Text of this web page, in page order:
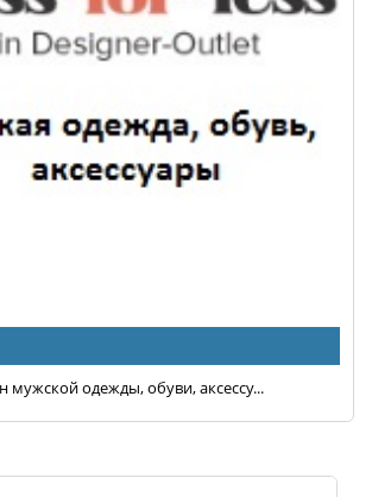
мужской одежды, обуви, аксессу...